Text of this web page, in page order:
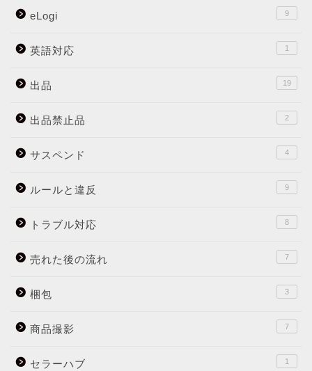
eLogi 9
英語対応 1
出品 19
出品禁止品 2
サスペンド 4
ルールと違反 9
トラブル対応 8
売れた後の流れ 7
梱包 3
商品撮影 7
セラーハブ 1